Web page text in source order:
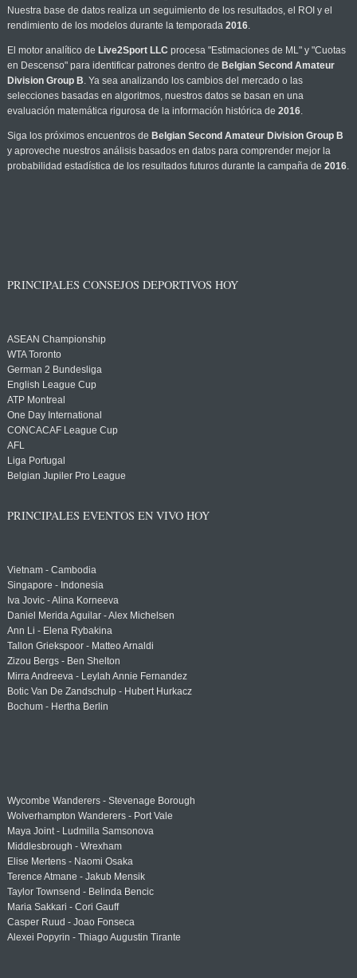
Nuestra base de datos realiza un seguimiento de los resultados, el ROI y el
rendimiento de los modelos durante la temporada 2016.
El motor analítico de Live2Sport LLC procesa "Estimaciones de ML" y "Cuotas
en Descenso" para identificar patrones dentro de Belgian Second Amateur
Division Group B. Ya sea analizando los cambios del mercado o las
selecciones basadas en algoritmos, nuestros datos se basan en una
evaluación matemática rigurosa de la información histórica de 2016.
Siga los próximos encuentros de Belgian Second Amateur Division Group B
y aproveche nuestros análisis basados en datos para comprender mejor la
probabilidad estadística de los resultados futuros durante la campaña de 2016.
PRINCIPALES CONSEJOS DEPORTIVOS HOY
ASEAN Championship
WTA Toronto
German 2 Bundesliga
English League Cup
ATP Montreal
One Day International
CONCACAF League Cup
AFL
Liga Portugal
Belgian Jupiler Pro League
PRINCIPALES EVENTOS EN VIVO HOY
Vietnam - Cambodia
Singapore - Indonesia
Iva Jovic - Alina Korneeva
Daniel Merida Aguilar - Alex Michelsen
Ann Li - Elena Rybakina
Tallon Griekspoor - Matteo Arnaldi
Zizou Bergs - Ben Shelton
Mirra Andreeva - Leylah Annie Fernandez
Botic Van De Zandschulp - Hubert Hurkacz
Bochum - Hertha Berlin
Wycombe Wanderers - Stevenage Borough
Wolverhampton Wanderers - Port Vale
Maya Joint - Ludmilla Samsonova
Middlesbrough - Wrexham
Elise Mertens - Naomi Osaka
Terence Atmane - Jakub Mensik
Taylor Townsend - Belinda Bencic
Maria Sakkari - Cori Gauff
Casper Ruud - Joao Fonseca
Alexei Popyrin - Thiago Augustin Tirante